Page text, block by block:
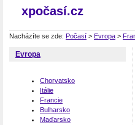
xpočasí.cz
Nacházíte se zde: Počasí > Evropa >
Evropa
Chorvatsko
Itálie
Francie
Bulharsko
Maďarsko